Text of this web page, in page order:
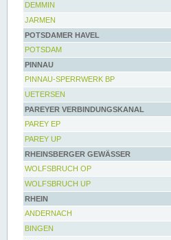
DEMMIN
JARMEN
POTSDAMER HAVEL
POTSDAM
PINNAU
PINNAU-SPERRWERK BP
UETERSEN
PAREYER VERBINDUNGSKANAL
PAREY EP
PAREY UP
RHEINSBERGER GEWÄSSER
WOLFSBRUCH OP
WOLFSBRUCH UP
RHEIN
ANDERNACH
BINGEN